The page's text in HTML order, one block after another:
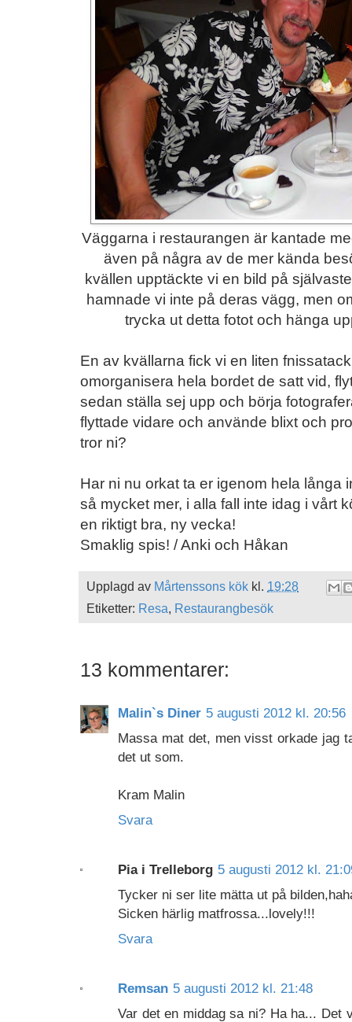
Väggarna i restaurangen är kantade
även på några av de mer kända
kvällen upptäckte vi en bild på
hamnade vi inte på deras vägg, men
trycka ut detta fotot och hänga
En av kvällarna fick vi en liten
omorganisera hela bordet de satt vid,
sedan ställa sej upp och börja
flyttade vidare och använde blixt och
tror ni?
Har ni nu orkat ta er igenom hela långa
så mycket mer, i alla fall inte idag i vårt
en riktigt bra, ny vecka!
Smaklig spis! / Anki och Håkan
Upplagd av Mårtenssons kök kl. 19:28
Etiketter: Resa, Restaurangbesök
13 kommentarer:
Malin`s Diner 5 augusti 2012 kl. 20:56
Massa mat det, men visst orkade jag
det ut som.
Kram Malin
Svara
Pia i Trelleborg 5 augusti 2012 kl.
Tycker ni ser lite mätta ut på
Sicken härlig matfrossa...lovely!!!
Svara
Remsan 5 augusti 2012 kl. 21:48
Var det en middag sa ni? Ha ha... Det